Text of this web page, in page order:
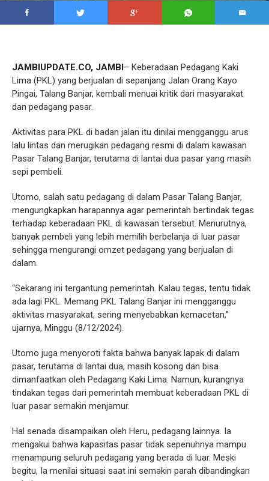
JAMBIUPDATE.CO, JAMBI– Keberadaan Pedagang Kaki
Lima (PKL) yang berjualan di sepanjang Jalan Orang Kayo
Pingai, Talang Banjar, kembali menuai kritik dari masyarakat
dan pedagang pasar.
Aktivitas para PKL di badan jalan itu dinilai mengganggu arus
lalu lintas dan merugikan pedagang resmi di dalam kawasan
Pasar Talang Banjar, terutama di lantai dua pasar yang masih
sepi pembeli.
Utomo, salah satu pedagang di dalam Pasar Talang Banjar,
mengungkapkan harapannya agar pemerintah bertindak tegas
terhadap keberadaan PKL di kawasan tersebut. Menurutnya,
banyak pembeli yang lebih memilih berbelanja di luar pasar
sehingga mengurangi omzet pedagang yang berjualan di
dalam.
“Sekarang ini tergantung pemerintah. Kalau tegas, tentu tidak
ada lagi PKL. Memang PKL Talang Banjar ini mengganggu
aktivitas masyarakat, sering menyebabkan kemacetan,”
ujarnya, Minggu (8/12/2024).
Utomo juga menyoroti fakta bahwa banyak lapak di dalam
pasar, terutama di lantai dua, masih kosong dan bisa
dimanfaatkan oleh Pedagang Kaki Lima. Namun, kurangnya
tindakan tegas dari pemerintah membuat keberadaan PKL di
luar pasar semakin menjamur.
Hal senada disampaikan oleh Heru, pedagang lainnya. Ia
mengakui bahwa kapasitas pasar tidak sepenuhnya mampu
menampung seluruh pedagang yang berada di luar. Meski
begitu, Ia menilai situasi saat ini semakin parah dibandingkan